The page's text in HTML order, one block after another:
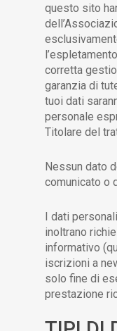
questo sito
corretta
garanzia di
tuoi dati
personale
Titolare del
Nessun dato
comunicato o
I dati
inoltrano
informativo
iscrizioni a
solo fine di
prestazione